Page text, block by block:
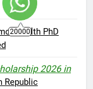
PhD
2026 in
Republic
20000